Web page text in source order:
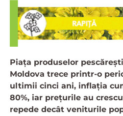
Piața produselor
Moldova trece printr-o
ultimii cinci ani, inflația
80%, iar prețurile au
repede decât veniturile